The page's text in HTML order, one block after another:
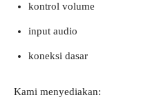
kontrol volume
input audio
koneksi dasar
Kami menyediakan: